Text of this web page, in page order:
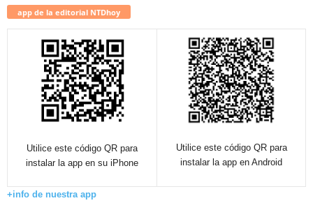
app de la editorial NTDhoy
Utilice este código QR para
instalar la app en su iPhone
Utilice este código QR para
instalar la app en Android
+info de nuestra app